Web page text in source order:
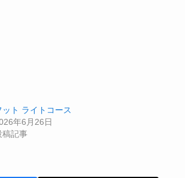
ット ライトコース
年6月26日
稿記事